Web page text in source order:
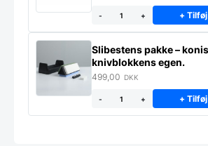
- + + Tilføj
Slibestens pakke – koniseur,
knivblokkens egen.
499,00 DKK
- + + Tilføj